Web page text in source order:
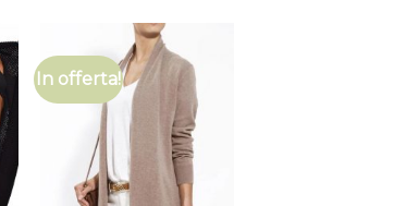
In offerta!